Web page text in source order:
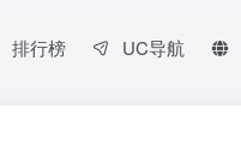
排行榜 UC导航